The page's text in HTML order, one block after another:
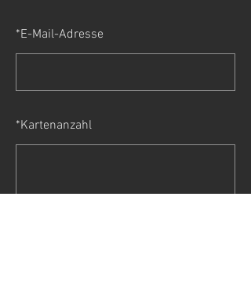
*E-Mail-Adresse
*Kartenanzahl